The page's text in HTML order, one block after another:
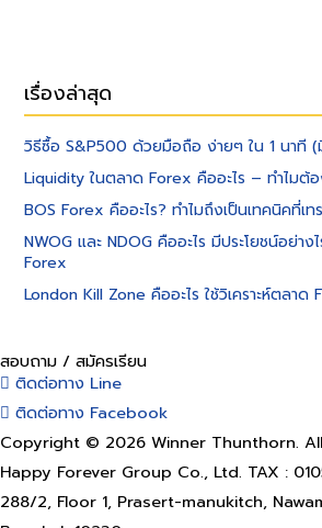
เรื่องล่าสุด
วิธีซื้อ S&P500 ด้วยมือถือ ง่ายๆ ใน 1 นาที (
Liquidity ในตลาด Forex คืออะไร – ทำไมต้
BOS Forex คืออะไร? ทำไมถึงเป็นเทคนิคที่เ
NWOG และ NDOG คืออะไร มีประโยชน์อย่างไ
Forex
London Kill Zone คืออะไร ใช้วิเคราะห์ตลาด
สอบถาม / สมัครเรียน
ติดต่อทาง Line
ติดต่อทาง Facebook
Copyright © 2026 Winner Thunthorn.
Happy Forever Group Co., Ltd. TAX :
288/2, Floor 1, Prasert-manukitch,